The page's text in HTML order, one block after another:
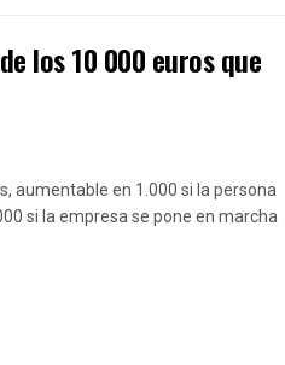
los 10 000 euros que
aumentable en 1.000 si la persona
si la empresa se pone en marcha